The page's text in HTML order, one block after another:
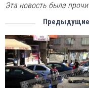
Эта новость была